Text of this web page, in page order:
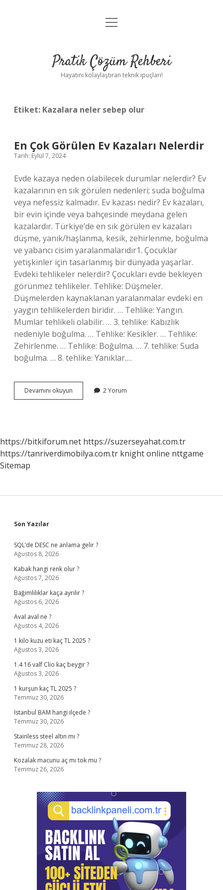
Anasayfa
Yasal Uyarı
menüyü
Pratik Çözüm Rehberi
Hayatını kolaylaştıran teknik ipuçları!
Etiket: Kazalara neler sebep olur
En Çok Görülen Ev Kazaları Nelerdir
Tarih: Eylül 7, 2024
Evde kazaya neden olabilecek durumlar nelerdir? Ev
kazalarının en sık görülen nedenleri; suda boğulma
veya nefessiz kalmadır. Ev kazası nedir? Ev kazaları,
bir evin içinde veya bahçesinde meydana gelen
kazalardır. Türkiye’de en sık görülen ev kazaları
düşme, yanık/haşlanma, kesik, zehirlenme, boğulma
ve yabancı cisim yaralanmalarıdır1. Çocuklar
yetişkinler için tasarlanmış bir dünyada yaşarlar.
Evdeki tehlikeler nelerdir? Çocukları evde bekleyen
görünmez tehlikeler. Tehlike: Düşmeler.
Düşmelerden kaynaklanan yaralanmalar evdeki en
yaygın tehlikelerden biridir. … Tehlike: Yangın.
Mumlar tehlikeli olabilir. … 3. tehlike: Kabızlık
nedeniyle boğulma. … Tehlike: Kesikler. … Tehlike:
Zehirlenme. … Tehlike: Boğulma. … 7. tehlike: Suda
boğulma. … 8. tehlike: Yanıklar.…
Devamını okuyun
Çok
2 Yorum
https://bitkiforum.net https://suzerseyahat.com.tr
https://tanriverdimobilya.com.tr knight online nttgame
Sitemap
Sidebar
Son Yazılar
SQL’de DESC ne anlama gelir ?
Ağustos 8, 2026
Kabak hangi renk olur ?
Ağustos 7, 2026
Bağımlılıklar kaça ayrılır ?
Ağustos 6, 2026
Aval aval ne ?
Ağustos 4, 2026
1 kilo kuzu eti kaç TL 2025 ?
Ağustos 3, 2026
1.4 16 valf Clio kaç beygir ?
Ağustos 3, 2026
1 kurşun kaç TL 2025 ?
Temmuz 30, 2026
İstanbul BAM hangi ilçede ?
Temmuz 30, 2026
Stainless steel altın mı ?
Temmuz 28, 2026
Kozalak macunu aç mı tok mu ?
Temmuz 26, 2026